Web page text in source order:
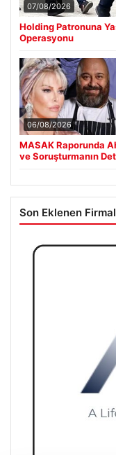
07/08/2026
Holding Patronuna
Operasyonu
06/08/2026
MASAK Raporunda
ve Soruşturmanın
Son Eklenen